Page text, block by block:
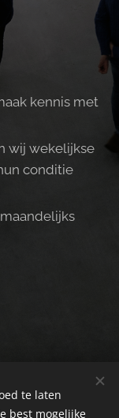
kennis met
wij wekelijkse
conditie
te laten
best mogelijke